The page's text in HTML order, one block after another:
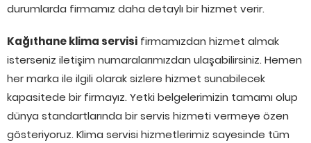
durumlarda firmamız daha detaylı bir hizmet verir.
Kağıthane klima servisi firmamızdan hizmet almak
isterseniz iletişim numaralarımızdan ulaşabilirsiniz. Hemen
her marka ile ilgili olarak sizlere hizmet sunabilecek
kapasitede bir firmayız. Yetki belgelerimizin tamamı olup
dünya standartlarında bir servis hizmeti vermeye özen
gösteriyoruz. Klima servisi hizmetlerimiz sayesinde tüm